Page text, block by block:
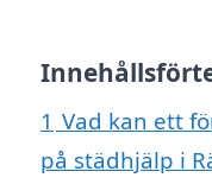
1 Vad kan ett
på städhjälp i